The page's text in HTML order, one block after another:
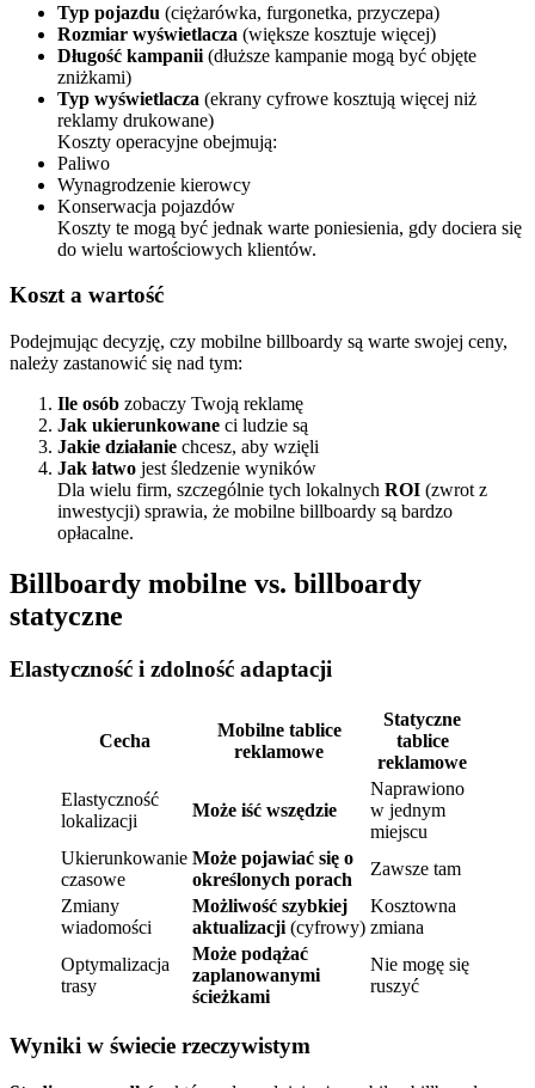
Typ pojazdu (ciężarówka, furgonetka, przyczepa)
Rozmiar wyświetlacza (większe kosztuje więcej)
Długość kampanii (dłuższe kampanie mogą być objęte
zniżkami)
Typ wyświetlacza (ekrany cyfrowe kosztują więcej niż
reklamy drukowane)
Koszty operacyjne obejmują:
Paliwo
Wynagrodzenie kierowcy
Konserwacja pojazdów
Koszty te mogą być jednak warte poniesienia, gdy dociera się
do wielu wartościowych klientów.
Koszt a wartość
Podejmując decyzję, czy mobilne billboardy są warte swojej ceny,
należy zastanowić się nad tym:
Ile osób zobaczy Twoją reklamę
Jak ukierunkowane ci ludzie są
Jakie działanie chcesz, aby wzięli
Jak łatwo jest śledzenie wyników
Dla wielu firm, szczególnie tych lokalnych ROI (zwrot z
inwestycji) sprawia, że mobilne billboardy są bardzo
opłacalne.
Billboardy mobilne vs. billboardy
statyczne
Elastyczność i zdolność adaptacji
Cecha
Mobilne tablice
reklamowe
Statyczne
tablice
reklamowe
Elastyczność
lokalizacji
Może iść wszędzie
Naprawiono
w jednym
miejscu
Ukierunkowanie
czasowe
Może pojawiać się o
określonych porach
Zawsze tam
Zmiany
wiadomości
Możliwość szybkiej
aktualizacji (cyfrowy)
Kosztowna
zmiana
Optymalizacja
trasy
Może podążać
zaplanowanymi
ścieżkami
Nie mogę się
ruszyć
Wyniki w świecie rzeczywistym